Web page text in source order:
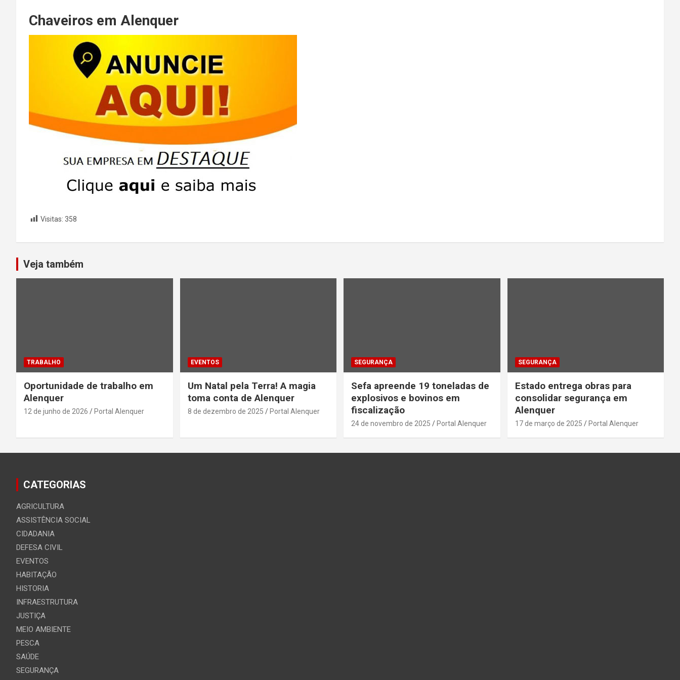
Chaveiros em Alenquer
Visitas: 358
Veja também
TRABALHO
Oportunidade de trabalho em
Alenquer
12 de junho de 2026 Portal Alenquer
EVENTOS
Um Natal pela Terra! A magia
toma conta de Alenquer
8 de dezembro de 2025 Portal Alenquer
SEGURANÇA
Sefa apreende 19 toneladas de
explosivos e bovinos em
fiscalização
24 de novembro de 2025 Portal Alenquer
SEGURANÇA
Estado entrega obras para
consolidar segurança em
Alenquer
17 de março de 2025 Portal Alenquer
CATEGORIAS
AGRICULTURA
ASSISTÊNCIA SOCIAL
CIDADANIA
DEFESA CIVIL
EVENTOS
HABITAÇÃO
HISTORIA
INFRAESTRUTURA
JUSTIÇA
MEIO AMBIENTE
PESCA
SAÚDE
SEGURANÇA